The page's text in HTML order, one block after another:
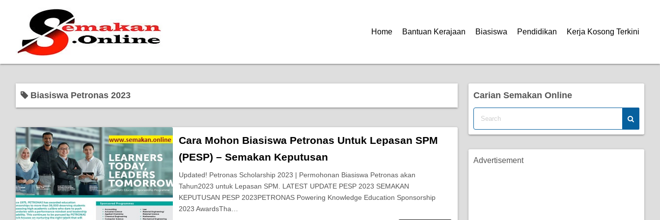
Home Bantuan Kerajaan Biasiswa Pendidikan Kerja Kosong Terkini
Biasiswa Petronas 2023
Cara Mohon Biasiswa Petronas Untuk Lepasan SPM
(PESP) – Semakan Keputusan
Updated! Petronas Scholarship 2023 | Permohonan Biasiswa Petronas akan
Tahun2023 untuk Lepasan SPM. LATEST UPDATE PESP 2023 SEMAKAN
KEPUTUSAN PESP 2023PETRONAS Powering Knowledge Education Sponsorship
2023 AwardsTha…
Carian Semakan Online
Advertisement